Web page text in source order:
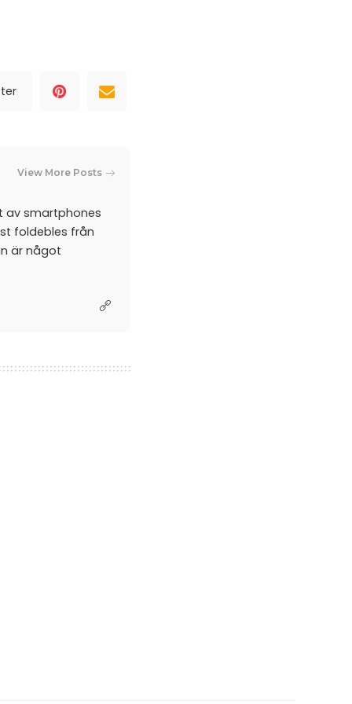
View More Posts
av smartphones
foldebles från
är något